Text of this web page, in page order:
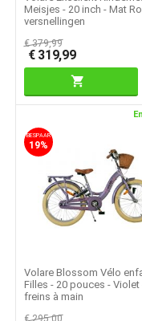
Meisjes - 20 inch - Mat
versnellingen
€379,99
€ 319,99
BESPAAR
19%
Volare Blossom Vélo
Filles - 20 pouces - Violet
freins à main
€295,00